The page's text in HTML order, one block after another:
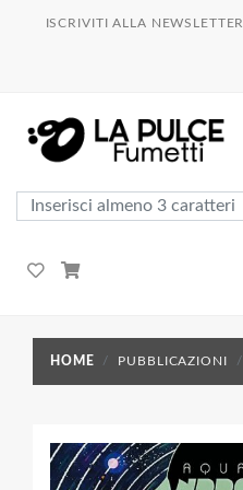
ISCRIVITI ALLA NEWSLETTER
HOME PUBBLICAZIONI